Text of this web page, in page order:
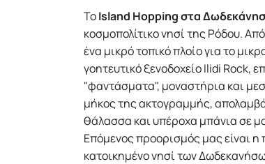
ΤοIsland Hopping στα
κοσμοπολίτικο νησί της Ρόδου.
ένα μικρό τοπικό πλοίο για το
γοητευτικό ξενοδοχείο Ilidi Rock,
"φαντάσματα", μοναστήρια και
μήκος της ακτογραμμής,
θάλασσα και υπέροχα μπάνια σε
Επόμενος προορισμός μας είναι
κατοικημένο νησί των